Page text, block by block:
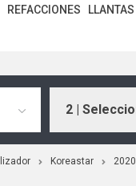
REFACCIONES LLANTAS
2 |
Koreastar 2020